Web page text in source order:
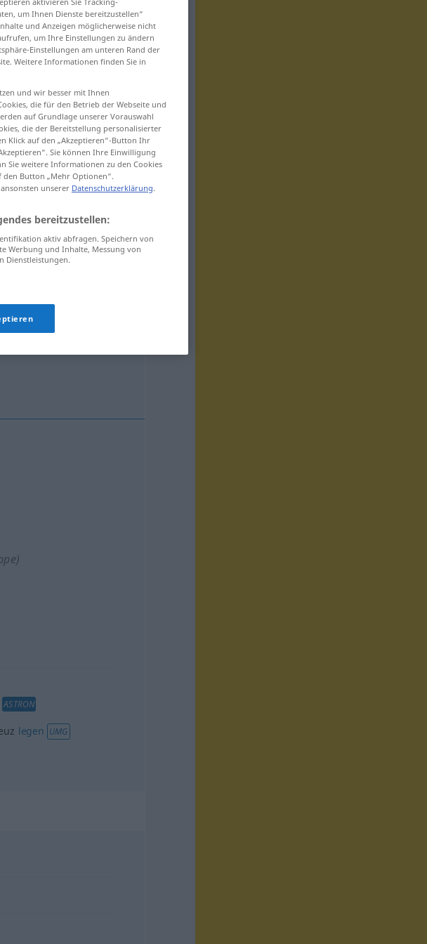
ASTRON
legen UMG
um Ihnen Dienste bereitzustellen“
und Anzeigen möglicherweise nicht
um Ihre Einstellungen zu ändern
Einstellungen am unteren Rand der
Weitere Informationen finden Sie in
und wir besser mit Ihnen
die für den Betrieb der Webseite und
auf Grundlage unserer Vorauswahl
die der Bereitstellung personalisierter
Klick auf den „Akzeptieren“-Button Ihr
Sie können Ihre Einwilligung
Sie weitere Informationen zu den Cookies
den Button „Mehr Optionen“.
unserer Datenschutzerklärung.
bereitzustellen:
aktiv abfragen. Speichern von
Werbung und Inhalte, Messung von
Dienstleistungen.